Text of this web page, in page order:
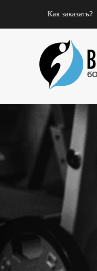
Как заказать?